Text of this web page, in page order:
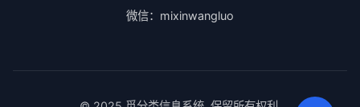
微信：mixinwangluo